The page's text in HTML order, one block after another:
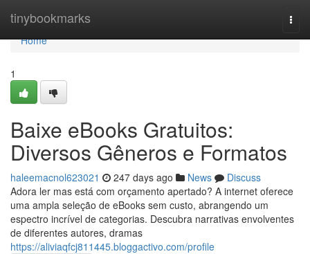
tinybookmarks
Home
Home
1
Baixe eBooks Gratuitos:
Diversos Gêneros e Formatos
haleemacnol623021 247 days ago News
Discuss
Adora ler mas está com orçamento apertado? A internet oferece
uma ampla seleção de eBooks sem custo, abrangendo um
espectro incrível de categorias. Descubra narrativas envolventes
de diferentes autores, dramas
https://aliviaqfcj811445.bloggactivo.com/profile